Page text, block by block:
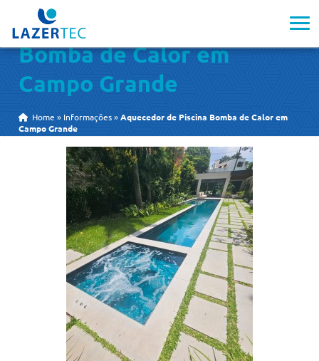
Aquecedor de Piscina
Bomba de Calor em
Campo Grande
Home » Informações »Aquecedor de Piscina Bomba de Calor em
Campo Grande